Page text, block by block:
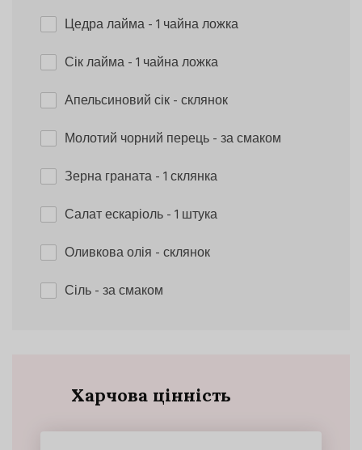
Цедра лайма- 1 чайна ложка
Сік лайма- 1 чайна ложка
Апельсиновий сік- склянок
Молотий чорний перець- за смаком
Зерна граната- 1 склянка
Салат ескаріоль- 1 штука
Оливкова олія - склянок
Сіль- за смаком
Харчова цінність